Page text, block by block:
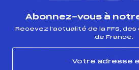
Abonnez-vous à
Recevez l’actualité de la FFS,
de France.